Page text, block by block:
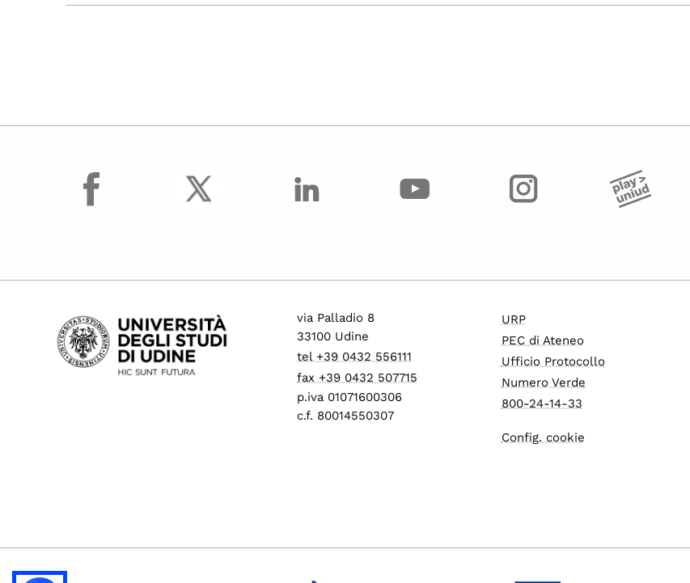
facebook
via Palladio 8
33100 Udine
tel +39 0432 556111
fax +39 0432 507715
p.iva 01071600306
c.f. 80014550307
URP
PEC di Ateneo
Ufficio Protocollo
Numero Verde
800-24-14-33
Config. cookie